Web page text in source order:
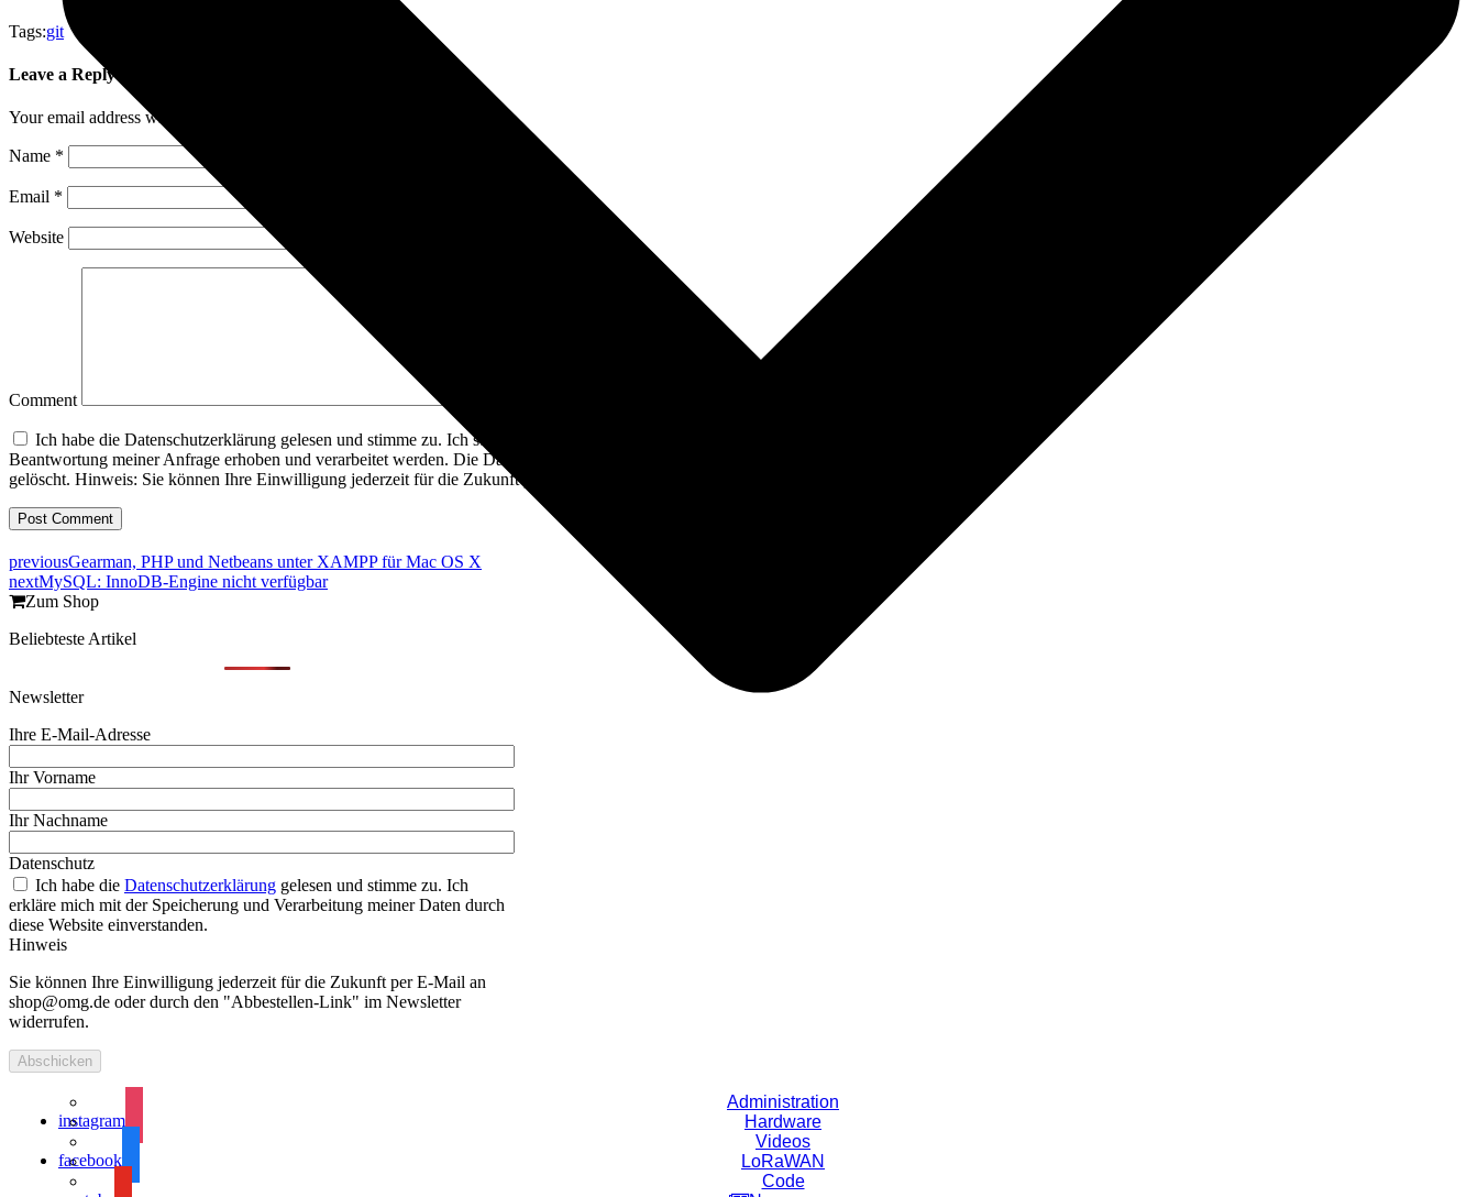
Administration
Hardware
Videos
LoRaWAN
Code
Tags:git
Leave a Reply
Your email address will not be published.
Name *
Email *
Website
Comment
Ich habe die Datenschutzerklärung gelesen und stimme zu. Ich stimme zu, dass meine Angaben aus dem Kontaktformular zur
Beantwortung meiner Anfrage erhoben und verarbeitet werden. Die Daten werden nach abgeschlossener Bearbeitung Ihrer Anfrage
gelöscht. Hinweis: Sie können Ihre Einwilligung jederzeit für die Zukunft per E-Mail an ticket@omg.de widerrufen.
previousGearman, PHP und Netbeans unter XAMPP für Mac OS X
nextMySQL: InnoDB-Engine nicht verfügbar
Zum Shop
Beliebteste Artikel
Newsletter
Ihre E-Mail-Adresse
Ihr Vorname
Ihr Nachname
Datenschutz
Ich habe die Datenschutzerklärung gelesen und stimme zu. Ich
erkläre mich mit der Speicherung und Verarbeitung meiner Daten durch
diese Website einverstanden.
Hinweis
Sie können Ihre Einwilligung jederzeit für die Zukunft per E-Mail an
shop@omg.de oder durch den "Abbestellen-Link" im Newsletter
widerrufen.
instagram
facebook